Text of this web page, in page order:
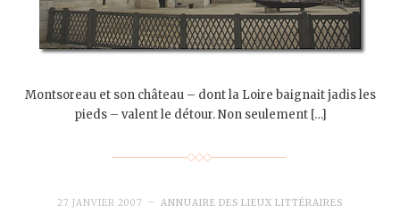
Montsoreau et son château – dont la Loire baignait jadis les
pieds – valent le détour. Non seulement […]
27 JANVIER 2007 ANNUAIRE DES LIEUX LITTÉRAIRES